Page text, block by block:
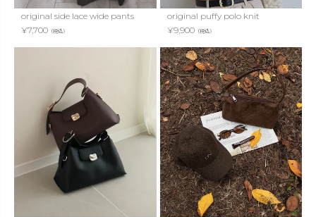
original side lace wide pants
¥7,700 （税込）
original puffy polo knit
¥9,900（税込）